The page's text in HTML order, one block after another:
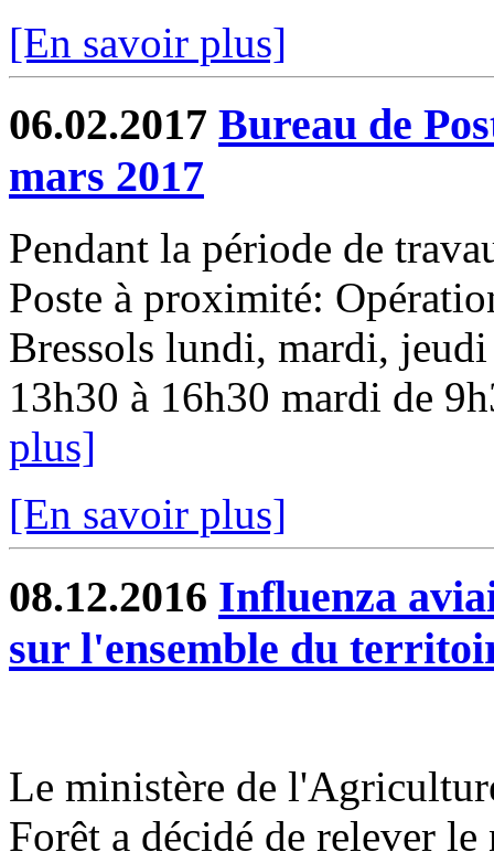
[En savoir plus]
06.02.2017 Bureau de
mars 2017
Pendant la période de
Poste à proximité:
Bressols lundi, mardi,
13h30 à 16h30 mardi de
plus]
[En savoir plus]
08.12.2016 Influenza
sur l'ensemble du
Le ministère de
Forêt a décidé de relever